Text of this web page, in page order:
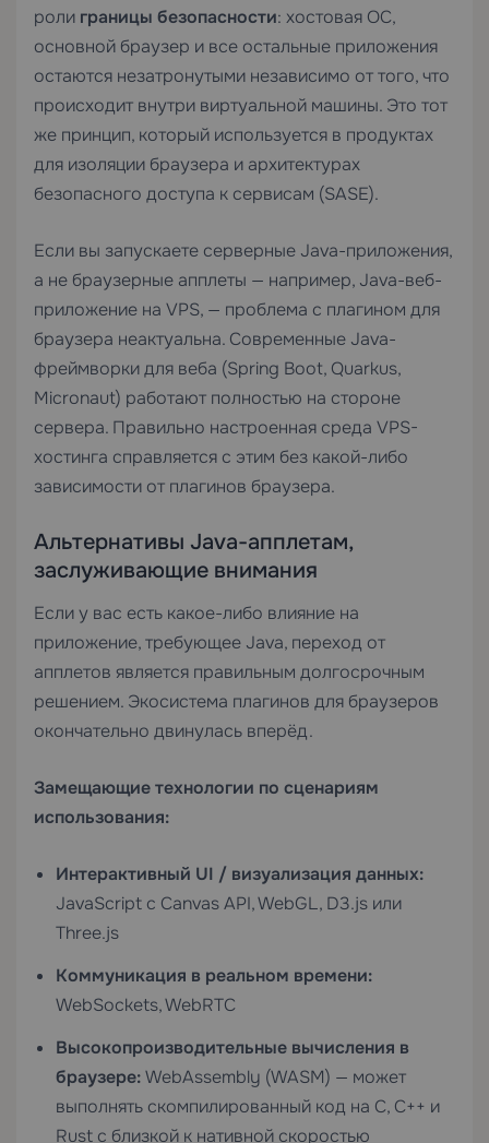
роли границы безопасности: хостовая ОС,
основной браузер и все остальные приложения
остаются незатронутыми независимо от того, что
происходит внутри виртуальной машины. Это тот
же принцип, который используется в продуктах
для изоляции браузера и архитектурах
безопасного доступа к сервисам (SASE).
Если вы запускаете серверные Java-приложения,
а не браузерные апплеты — например, Java-веб-
приложение на VPS, — проблема с плагином для
браузера неактуальна. Современные Java-
фреймворки для веба (Spring Boot, Quarkus,
Micronaut) работают полностью на стороне
сервера. Правильно настроенная среда VPS-
хостинга справляется с этим без какой-либо
зависимости от плагинов браузера.
Альтернативы Java-апплетам,
заслуживающие внимания
Если у вас есть какое-либо влияние на
приложение, требующее Java, переход от
апплетов является правильным долгосрочным
решением. Экосистема плагинов для браузеров
окончательно двинулась вперёд.
Замещающие технологии по сценариям
использования:
Интерактивный UI / визуализация данных:
JavaScript с Canvas API, WebGL, D3.js или
Three.js
Коммуникация в реальном времени:
WebSockets, WebRTC
Высокопроизводительные вычисления в
браузере:WebAssembly (WASM) — может
выполнять скомпилированный код на C, C++ и
Rust с близкой к нативной скоростью